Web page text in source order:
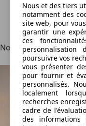
Notre connaissance
Nous et des tiers
notamment des
site web, pour
garantir une
ces
poursuivre vos
vous présenter
pour fournir et
personnalisés.
localement
recherches
cadre de
des